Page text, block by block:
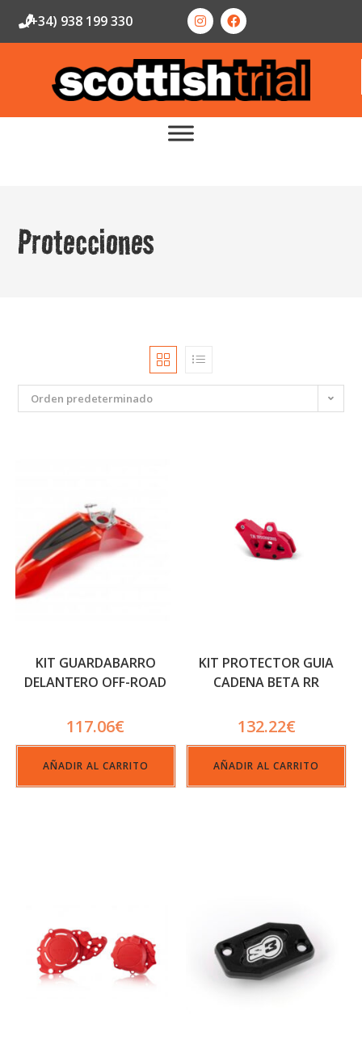
(+34) 938 199 330
Protecciones
Orden predeterminado
KIT GUARDABARRO
DELANTERO OFF-ROAD
117.06€
AÑADIR AL CARRITO
KIT PROTECTOR GUIA
CADENA BETA RR
132.22€
AÑADIR AL CARRITO